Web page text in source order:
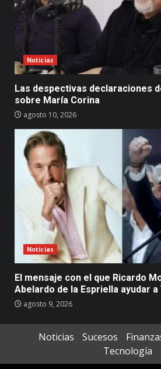
Noticias
Las despectivas declaraciones
sobre María Corina
agosto 10, 2026
Noticias
El mensaje con el que Ricardo
Abelardo de la Espriella ayudar
agosto 9, 2026
Noticias Sucesos
Tecnología